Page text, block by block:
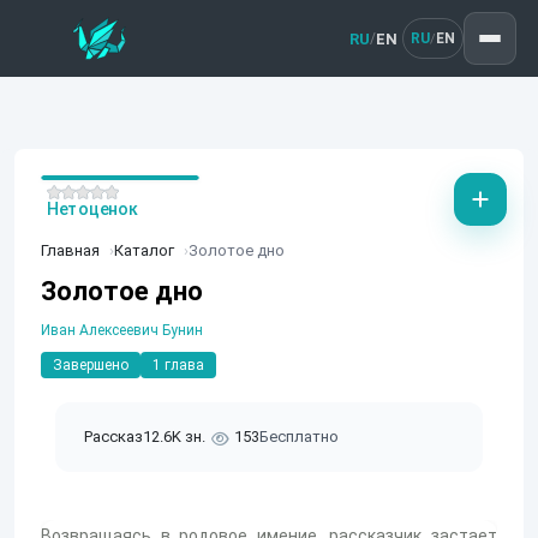
RU/EN RU/ EN
Главная Каталог Золотое дно
Золотое дно
Иван Алексеевич Бунин
Завершено 1 глава
Рассказ12.6K зн. 153Бесплатно
Нет оценок